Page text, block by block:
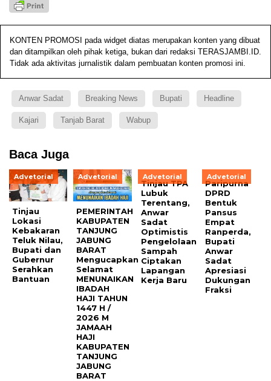
KONTEN PROMOSI pada widget diatas merupakan konten yang dibuat
dan ditampilkan oleh pihak ketiga, bukan dari redaksi TERASJAMBI.ID.
Tidak ada aktivitas jurnalistik dalam pembuatan konten promosi ini.
Anwar Sadat Breaking News Bupati Headline
Kajari Tanjab Barat Wabup
Baca Juga
Advetorial
Tinjau
Lokasi
Kebakaran
Teluk Nilau,
Bupati dan
Gubernur
Serahkan
Bantuan
Advetorial
PEMERINTAH
KABUPATEN
TANJUNG
JABUNG
BARAT
Mengucapkan
Selamat
MENUNAIKAN
IBADAH
HAJI TAHUN
1447 H /
2026 M
JAMAAH
HAJI
KABUPATEN
TANJUNG
JABUNG
BARAT
Advetorial
Tinjau TPA
Lubuk
Terentang,
Anwar
Sadat
Optimistis
Pengelolaan
Sampah
Ciptakan
Lapangan
Kerja Baru
Advetorial
Paripurna
DPRD
Bentuk
Pansus
Empat
Ranperda,
Bupati
Anwar
Sadat
Apresiasi
Dukungan
Fraksi